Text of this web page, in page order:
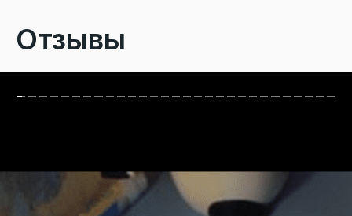
Отзывы